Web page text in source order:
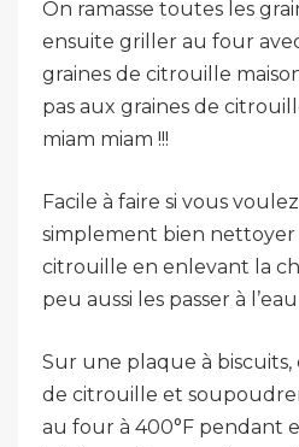
On ramasse toutes les
ensuite griller au four
graines de citrouille
pas aux graines de
miam miam !!!
Facile à faire si vous
simplement bien nettoyer
citrouille en enlevant la
peu aussi les passer à
Sur une plaque à
de citrouille et
au four à 400°F pendant